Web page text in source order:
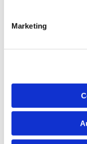
Marketing
Dies